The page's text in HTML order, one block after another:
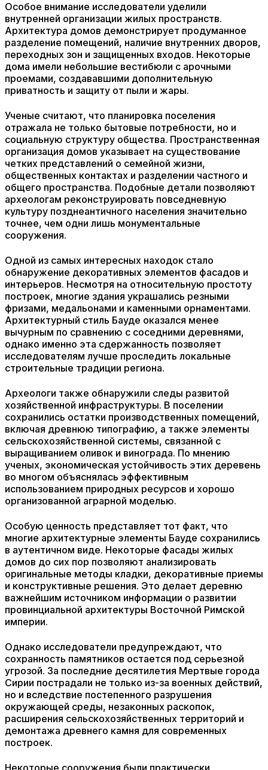
Особое внимание исследователи уделили
внутренней организации жилых пространств.
Архитектура домов демонстрирует продуманное
разделение помещений, наличие внутренних дворов,
переходных зон и защищенных входов. Некоторые
дома имели небольшие вестибюли с арочными
проемами, создававшими дополнительную
приватность и защиту от пыли и жары.
Ученые считают, что планировка поселения
отражала не только бытовые потребности, но и
социальную структуру общества. Пространственная
организация домов указывает на существование
четких представлений о семейной жизни,
общественных контактах и разделении частного и
общего пространства. Подобные детали позволяют
археологам реконструировать повседневную
культуру позднеантичного населения значительно
точнее, чем одни лишь монументальные
сооружения.
Одной из самых интересных находок стало
обнаружение декоративных элементов фасадов и
интерьеров. Несмотря на относительную простоту
построек, многие здания украшались резными
фризами, медальонами и каменными орнаментами.
Архитектурный стиль Бауде оказался менее
вычурным по сравнению с соседними деревнями,
однако именно эта сдержанность позволяет
исследователям лучше проследить локальные
строительные традиции региона.
Археологи также обнаружили следы развитой
хозяйственной инфраструктуры. В поселении
сохранились остатки производственных помещений,
включая древнюю типографию, а также элементы
сельскохозяйственной системы, связанной с
выращиванием оливок и винограда. По мнению
ученых, экономическая устойчивость этих деревень
во многом объяснялась эффективным
использованием природных ресурсов и хорошо
организованной аграрной моделью.
Особую ценность представляет тот факт, что
многие архитектурные элементы Бауде сохранились
в аутентичном виде. Некоторые фасады жилых
домов до сих пор позволяют анализировать
оригинальные методы кладки, декоративные приемы
и конструктивные решения. Это делает деревню
важнейшим источником информации о развитии
провинциальной архитектуры Восточной Римской
империи.
Однако исследователи предупреждают, что
сохранность памятников остается под серьезной
угрозой. За последние десятилетия Мертвые города
Сирии пострадали не только из-за военных действий,
но и вследствие постепенного разрушения
окружающей среды, незаконных раскопок,
расширения сельскохозяйственных территорий и
демонтажа древнего камня для современных
построек.
Некоторые сооружения были практически